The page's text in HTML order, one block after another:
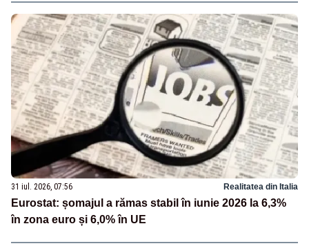
31 iul. 2026, 07:56 Realitatea din Italia
Eurostat: șomajul a rămas stabil în iunie 2026 la 6,3%
în zona euro și 6,0% în UE